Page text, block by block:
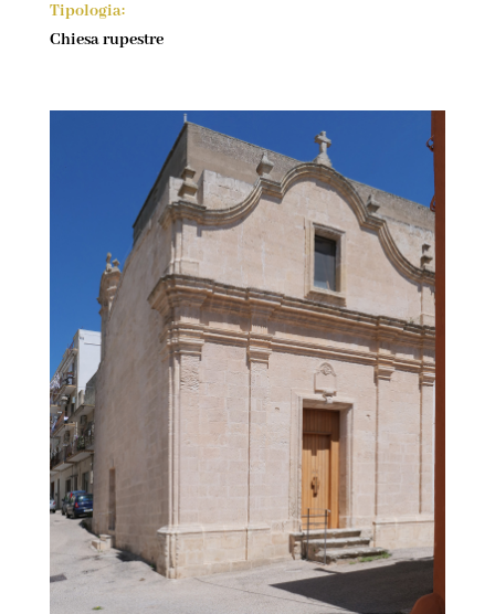
Tipologia:
Chiesa rupestre